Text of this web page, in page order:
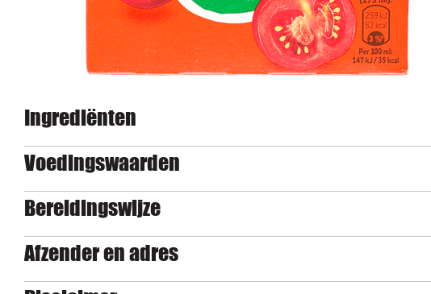
Ingrediënten
Voedingswaarden
Bereidingswijze
Afzender en adres